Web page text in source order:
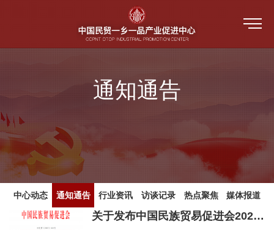
中心架构 （人员公示）
一乡一品
教育培训
新闻中心
中心动态
培训视频
公共服务平台
通知通告
中心动态 通知通告 行业资讯 访谈记录 热点聚焦 媒体报道
关于发布中国民族贸易促进会2025年度团体标准项目计划（第九批共2项）的通知